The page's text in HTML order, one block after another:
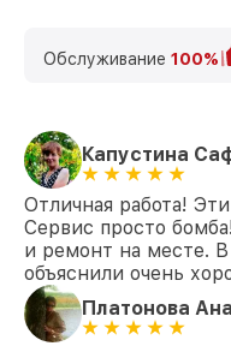
Обслуживание 100%
Капустина
Отличная работа!
Сервис просто
и ремонт на месте.
объяснили очень
Платонова